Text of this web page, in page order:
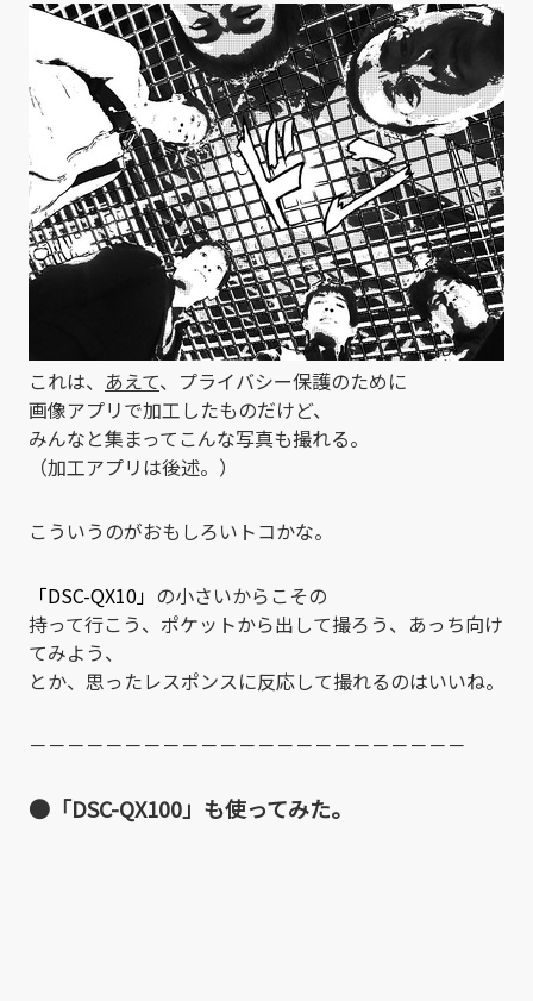
これは、 あえて、プライバシー保護のために
画像アプリで加工したものだけど、
みんなと集まってこんな写真も撮れる。
（加工アプリは後述。）
こういうのがおもしろいトコかな。
「DSC-QX10」 の小さいからこその
持って行こう、ポケットから出して撮ろう、あっち向け
てみよう、
とか、思ったレスポンスに反応して撮れるのはいいね。
－－－－－－－－－－－－－－－－－－－－－－－
●「DSC-QX100」も使ってみた。